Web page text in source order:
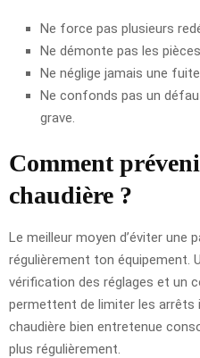
Ne force pas plusieurs
Ne démonte pas les
Ne néglige jamais une
Ne confonds pas un
grave.
Comment
chaudière ?
Le meilleur moyen d’éviter une
régulièrement ton équipement.
vérification des réglages et un
permettent de limiter les arrêts
chaudière bien entretenue
plus régulièrement.